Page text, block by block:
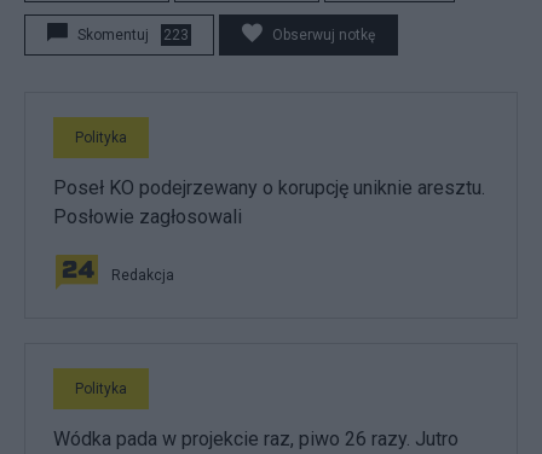
Skomentuj 223 Obserwuj notkę
Polityka
Poseł KO podejrzewany o korupcję uniknie aresztu.
Posłowie zagłosowali
Redakcja
Polityka
Wódka pada w projekcie raz, piwo 26 razy. Jutro